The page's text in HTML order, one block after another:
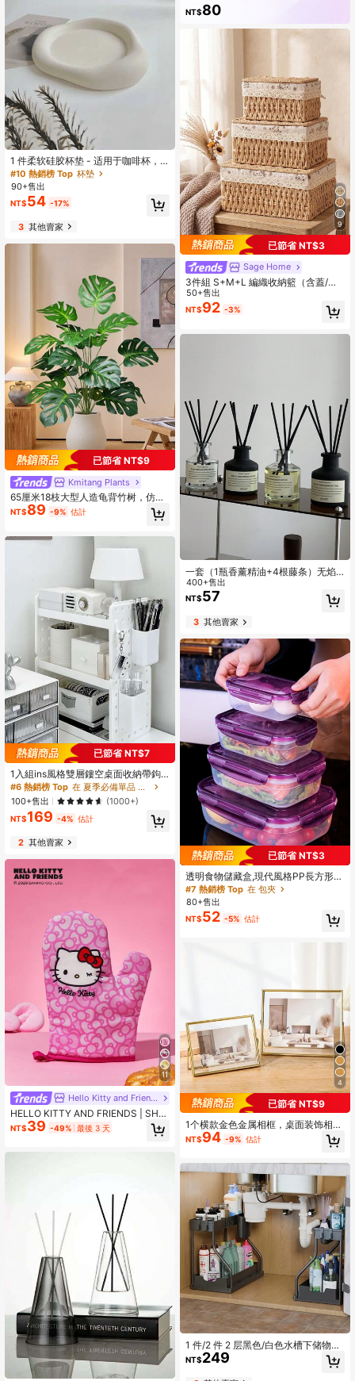
1 件柔软硅胶杯垫 - 适用于咖啡杯，
可手洗最佳礼物
#10 熱銷榜 Top 杯墊
90+售出
NT$54 -17%
3其他賣家
已節省 NT$9
Kmitang Plants
65厘米18枝大型人造龟背竹树，仿真
植物，塑料绿色龟背竹叶，热带仿真
棕榈叶，家居花园装饰，不含花盆，1
NT$89 -9% 估計
已節省 NT$7
1入組ins風格雙層鏤空桌面收納帶鉤
子,筆筒和收納架子
#6 熱銷榜 Top
在 夏季必備單品 置物架
回購率高的顧客
#6 熱銷榜 Top
在 夏季必備單品 置物架
回購率高的顧客
#6 熱銷榜 Top
在 夏季必備單品 置物架
回購率高的顧客
#6 熱銷榜 Top
回購率高的顧客
100+售出 (1000+)
NT$169 -4% 估計
2其他賣家
11
Hello Kitty and Friends
HELLO KITTY AND FRIENDS | SHEI
N 马尔代夫 & Trilu 芯片印花耐热厨房
烘焙配件，可选手套或隔热垫，烤箱
NT$39 -49% 最後 3 天
6.6K 訂閱
NT$80
9
已節省 NT$3
Sage Home
3件組 S+M+L 編織收納籃（含蓋/不
含蓋），波希米亞風桌面收納盒，適
用於鑰匙、化妝品、零食、文具、玩
具，適合咖啡桌、玄關、客廳、衣櫥
家桌面收納裝飾節日禮品籃
50+售出
NT$92 -3%
一套（1瓶香薰精油+4根藤条）无焰
家用香薰精油扩香器套装，持久留
香，适用于卧室、浴室、客厅，是圣
诞节和新年礼物的理想之选。
400+售出
NT$57
3其他賣家
已節省 NT$3
透明食物儲藏盒,現代風格PP長方形造
型防水設計適用於冰箱和微波
#7 熱銷榜 Top 在 包夾
80+售出
NT$52 -5% 估計
4
已節省 NT$9
1个横款金色金属相框，桌面装饰相
框，黑色亚克力透明支架相框，秋季
农舍风格房间装饰
NT$94 -9% 估計
1 件/2 件 2 层黑色/白色水槽下储物整
理器滑动抽屉式多用途架柜水槽下储
物架浴室厨房整理器。
NT$249